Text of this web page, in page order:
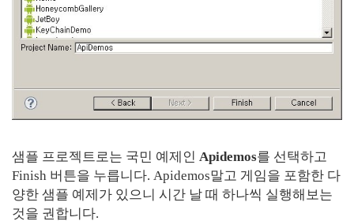
샘플 프로젝트로는 국민 예제인 Apidemos를 선택하고
Finish 버튼을 누릅니다. Apidemos말고 게임을 포함한 다
양한 샘플 예제가 있으니 시간 날 때 하나씩 실행해보는
것을 권합니다.